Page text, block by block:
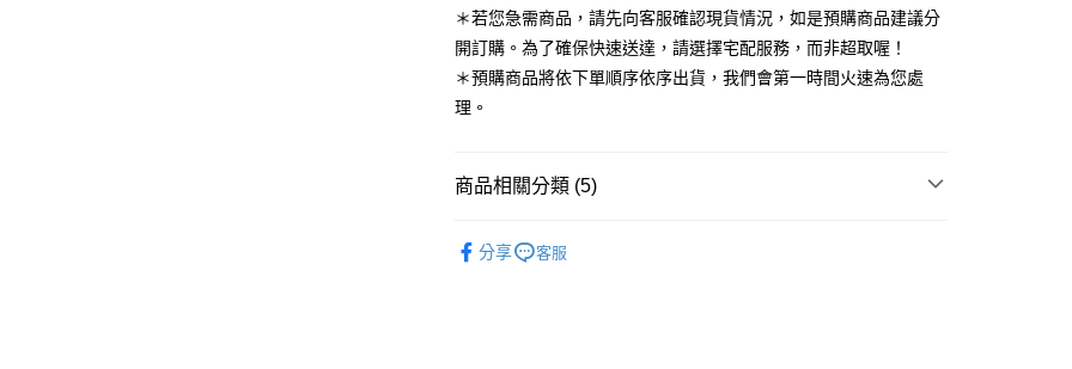
2.基於同意付款使用「大哥付你分期」之契約關係目的，商店將以您的個人
資料（包含姓名、電話或地址）提供予台灣大哥大進項蒐集、處理及利
用，由本公司與您本人進行分期帳單所需資料之確認、核對及更正。
3.完整用戶服務條款，請詳閱以下連結：
https://oppay.tw/userRule
每筆NT$80，滿NT$888(含以上)免運費
7-11取貨付款
每筆NT$80，滿NT$888(含以上)免運費
＊若您急需商品，請先向客服確認現貨情況，如是預購商品建議分
開訂購。為了確保快速送達，請選擇宅配服務，而非超取喔！
＊預購商品將依下單順序依序出貨，我們會第一時間火速為您處
理。
商品相關分類 (5)
分享 客服